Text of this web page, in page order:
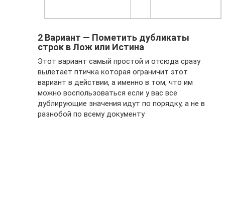
2 Вариант — Пометить дубликаты
строк в Лож или Истина
Этот вариант самый простой и отсюда сразу
вылетает птичка которая ограничит этот
вариант в действии, а именно в том, что им
можно воспользоваться если у вас все
дублирующие значения идут по порядку, а не в
разнобой по всему документу